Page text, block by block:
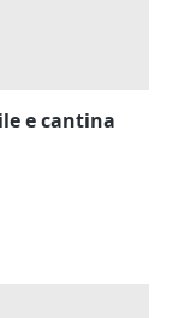
e cantina